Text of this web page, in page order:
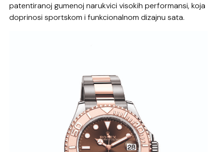
patentiranoj gumenoj narukvici visokih performansi, koja
doprinosi sportskom i funkcionalnom dizajnu sata.